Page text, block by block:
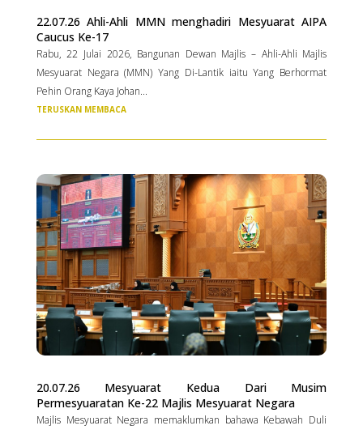
22.07.26 Ahli-Ahli MMN menghadiri Mesyuarat AIPA
Caucus Ke-17
Rabu, 22 Julai 2026, Bangunan Dewan Majlis – Ahli-Ahli Majlis
Mesyuarat Negara (MMN) Yang Di-Lantik iaitu Yang Berhormat
Pehin Orang Kaya Johan...
TERUSKAN MEMBACA
20.07.26 Mesyuarat Kedua Dari Musim
Permesyuaratan Ke-22 Majlis Mesyuarat Negara
Majlis Mesyuarat Negara memaklumkan bahawa Kebawah Duli